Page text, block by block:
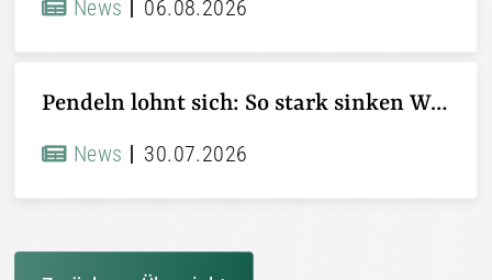
News 06.08.2026
Pendeln lohnt sich: So stark sinken Wohnungspreise im Umland
News 30.07.2026